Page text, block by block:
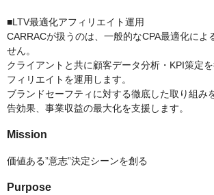
■LTV最適化アフィリエイト運用
CARRACが扱うのは、一般的なCPA最適化によ
せん。
クライアントと共に顧客データ分析・KPI策定
フィリエイトを運用します。
ブランドセーフティに対する徹底した取り組み
告効果、事業収益の最大化を支援します。
Mission
価値ある”意志”決定シーンを創る
Purpose